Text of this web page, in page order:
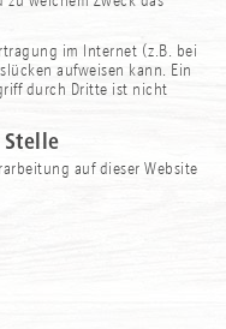
im Internet (z.B. bei
aufweisen kann. Ein
durch Dritte ist nicht
auf dieser Website